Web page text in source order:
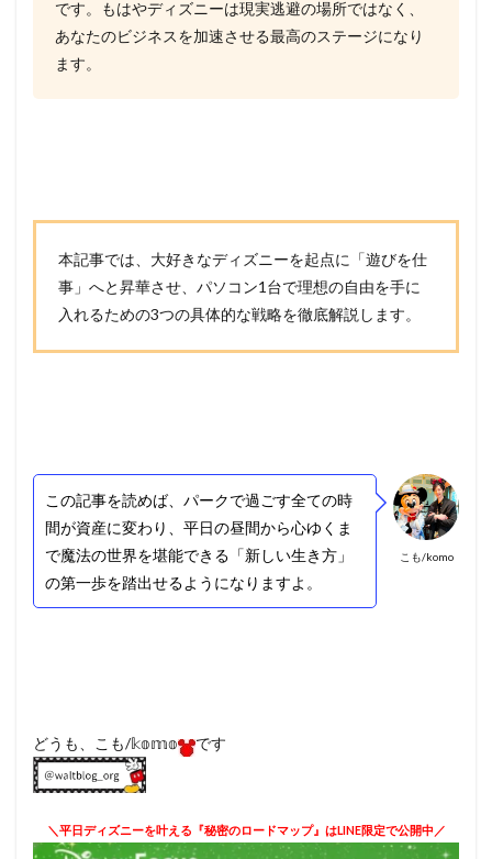
です。もはやディズニーは現実逃避の場所ではなく、
あなたのビジネスを加速させる最高のステージになり
ます。
本記事では、大好きなディズニーを起点に「遊びを仕
事」へと昇華させ、パソコン1台で理想の自由を手に
入れるための3つの具体的な戦略を徹底解説します。
こも/komo
この記事を読めば、パークで過ごす全ての時
間が資産に変わり、平日の昼間から心ゆくま
で魔法の世界を堪能できる「新しい生き方」
の第一歩を踏出せるようになりますよ。
どうも、こも/𝕜𝕠𝕞𝕠 です
＼平日ディズニーを叶える『秘密のロードマップ』はLINE限定で公開中／